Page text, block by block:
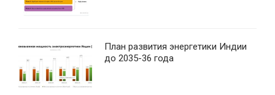
План развития энергетики Индии
до 2035-36 года